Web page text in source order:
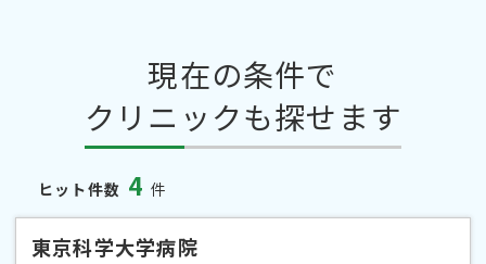
現在の条件で
クリニックも探せます
ヒット件数 4 件
東京科学大学病院